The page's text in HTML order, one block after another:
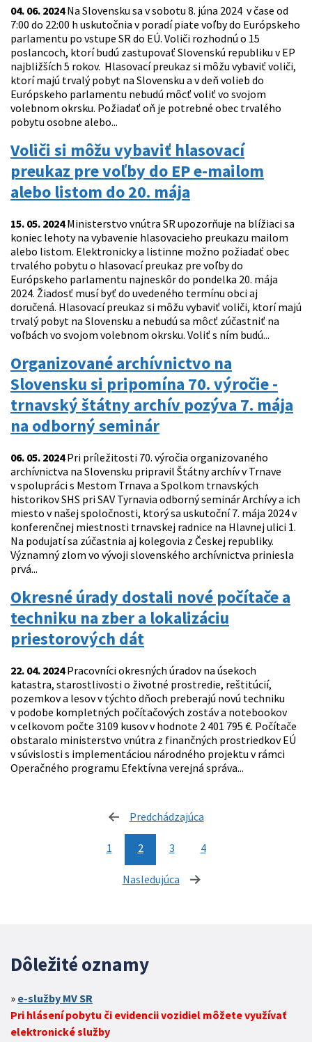
04. 06. 2024Na Slovensku sa v sobotu 8. júna 2024 v čase od
7:00 do 22:00 h uskutočnia v poradí piate voľby do Európskeho
parlamentu po vstupe SR do EÚ. Voliči rozhodnú o 15
poslancoch, ktorí budú zastupovať Slovenskú republiku v EP
najbližších 5 rokov. Hlasovací preukaz si môžu vybaviť voliči,
ktorí majú trvalý pobyt na Slovensku a v deň volieb do
Európskeho parlamentu nebudú môcť voliť vo svojom
volebnom okrsku. Požiadať oň je potrebné obec trvalého
pobytu osobne alebo...
Voliči si môžu vybaviť hlasovací
preukaz pre voľby do EP e-mailom
alebo listom do 20. mája
15. 05. 2024Ministerstvo vnútra SR upozorňuje na blížiaci sa
koniec lehoty na vybavenie hlasovacieho preukazu mailom
alebo listom. Elektronicky a listinne možno požiadať obec
trvalého pobytu o hlasovací preukaz pre voľby do
Európskeho parlamentu najneskôr do pondelka 20. mája
2024. Žiadosť musí byť do uvedeného termínu obci aj
doručená. Hlasovací preukaz si môžu vybaviť voliči, ktorí majú
trvalý pobyt na Slovensku a nebudú sa môcť zúčastniť na
voľbách vo svojom volebnom okrsku. Voliť s ním budú...
Organizované archívnictvo na
Slovensku si pripomína 70. výročie -
trnavský štátny archív pozýva 7. mája
na odborný seminár
06. 05. 2024Pri príležitosti 70. výročia organizovaného
archívnictva na Slovensku pripravil Štátny archív v Trnave
v spolupráci s Mestom Trnava a Spolkom trnavských
historikov SHS pri SAV Tyrnavia odborný seminár Archívy a ich
miesto v našej spoločnosti, ktorý sa uskutoční 7. mája 2024 v
konferenčnej miestnosti trnavskej radnice na Hlavnej ulici 1.
Na podujatí sa zúčastnia aj kolegovia z Českej republiky.
Významný zlom vo vývoji slovenského archívnictva priniesla
prvá...
Okresné úrady dostali nové počítače a
techniku na zber a lokalizáciu
priestorových dát
22. 04. 2024Pracovníci okresných úradov na úsekoch
katastra, starostlivosti o životné prostredie, reštitúcií,
pozemkov a lesov v týchto dňoch preberajú novú techniku
v podobe kompletných počítačových zostáv a notebookov
v celkovom počte 3109 kusov v hodnote 2 401 795 €. Počítače
obstaralo ministerstvo vnútra z finančných prostriedkov EÚ
v súvislosti s implementáciou národného projektu v rámci
Operačného programu Efektívna verejná správa...
Predchádzajúca
1 2 3 4
Nasledujúca stránka
Dôležité oznamy
e-služby MV SR
Pri hlásení pobytu či evidencii vozidiel môžete využívať
elektronické služby